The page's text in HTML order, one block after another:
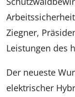
Ziegner,
Leistungen des
Der neueste
elektrischer